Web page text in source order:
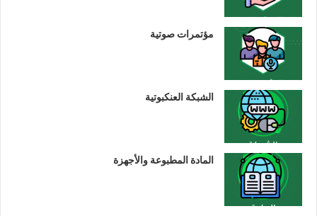
مؤتمرات صوتية
الشبكة العنكبوتية
المادة المطبوعة والأجهزة